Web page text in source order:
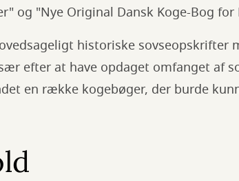
og "Nye Original Dansk Koge-Bog
historiske sovseopskrifter
efter at have opdaget omfanget af
en række kogebøger, der burde